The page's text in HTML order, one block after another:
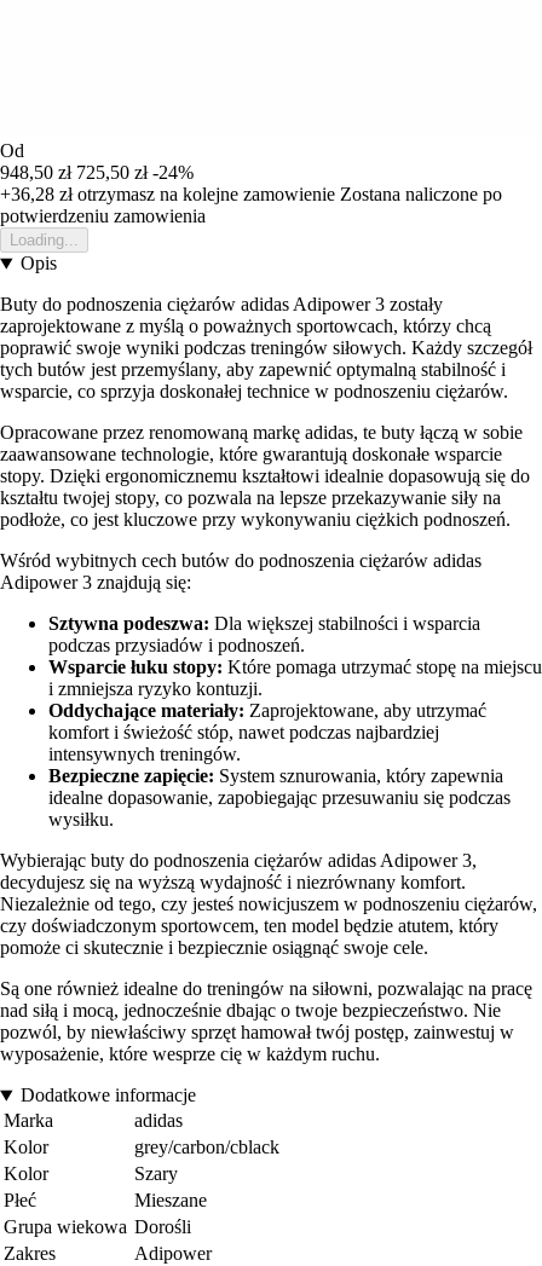
Od
948,50 zł 725,50 zł -24%
+36,28 złotrzymasz na kolejne zamowienie Zostana naliczone po
potwierdzeniu zamowienia
Loading...
Opis
Buty do podnoszenia ciężarów adidas Adipower 3 zostały
zaprojektowane z myślą o poważnych sportowcach, którzy chcą
poprawić swoje wyniki podczas treningów siłowych. Każdy szczegół
tych butów jest przemyślany, aby zapewnić optymalną stabilność i
wsparcie, co sprzyja doskonałej technice w podnoszeniu ciężarów.
Opracowane przez renomowaną markę adidas, te buty łączą w sobie
zaawansowane technologie, które gwarantują doskonałe wsparcie
stopy. Dzięki ergonomicznemu kształtowi idealnie dopasowują się do
kształtu twojej stopy, co pozwala na lepsze przekazywanie siły na
podłoże, co jest kluczowe przy wykonywaniu ciężkich podnoszeń.
Wśród wybitnych cech butów do podnoszenia ciężarów adidas
Adipower 3 znajdują się:
Sztywna podeszwa: Dla większej stabilności i wsparcia
podczas przysiadów i podnoszeń.
Wsparcie łuku stopy: Które pomaga utrzymać stopę na miejscu
i zmniejsza ryzyko kontuzji.
Oddychające materiały: Zaprojektowane, aby utrzymać
komfort i świeżość stóp, nawet podczas najbardziej
intensywnych treningów.
Bezpieczne zapięcie: System sznurowania, który zapewnia
idealne dopasowanie, zapobiegając przesuwaniu się podczas
wysiłku.
Wybierając buty do podnoszenia ciężarów adidas Adipower 3,
decydujesz się na wyższą wydajność i niezrównany komfort.
Niezależnie od tego, czy jesteś nowicjuszem w podnoszeniu ciężarów,
czy doświadczonym sportowcem, ten model będzie atutem, który
pomoże ci skutecznie i bezpiecznie osiągnąć swoje cele.
Są one również idealne do treningów na siłowni, pozwalając na pracę
nad siłą i mocą, jednocześnie dbając o twoje bezpieczeństwo. Nie
pozwól, by niewłaściwy sprzęt hamował twój postęp, zainwestuj w
wyposażenie, które wesprze cię w każdym ruchu.
Dodatkowe informacje
Marka
adidas
Kolor
grey/carbon/cblack
Kolor
Szary
Płeć
Mieszane
Grupa wiekowa Dorośli
Zakres
Adipower